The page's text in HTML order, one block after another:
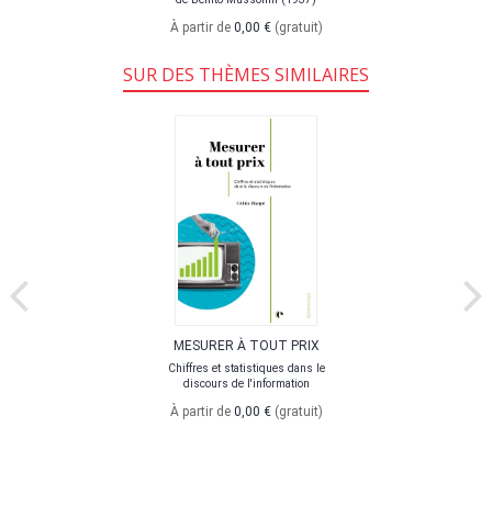
À partir de 0,00 € (gratuit)
SUR DES THÈMES SIMILAIRES
MESURER À TOUT PRIX
Chiffres et statistiques dans le
discours de l'information
À partir de 0,00 € (gratuit)